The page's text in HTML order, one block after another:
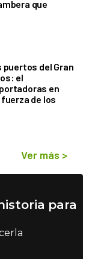
que
puertos del Gran
el
en
de los
Ver más >
para